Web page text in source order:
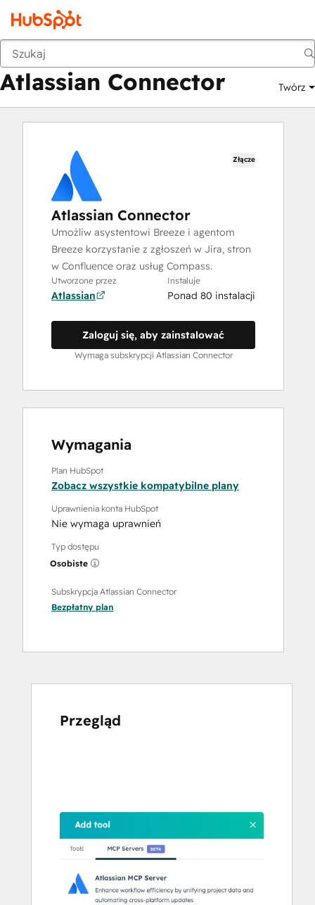
Moduł Marketplace
Atlassian Connector Twórz
Złącze
Atlassian Connector
Umożliw asystentowi Breeze i agentom
Breeze korzystanie z zgłoszeń w Jira, stron
w Confluence oraz usług Compass.
Utworzone przez
Atlassian
Instaluje
Ponad 80 instalacji
Zaloguj się, aby zainstalować
Wymaga subskrypcji Atlassian Connector
Wymagania
Plan HubSpot
Zobacz wszystkie kompatybilne plany
Uprawnienia konta HubSpot
Nie wymaga uprawnień
Typ dostępu
Osobiste
Subskrypcja Atlassian Connector
Bezpłatny plan
Przegląd
przeglądać
inne
elementy